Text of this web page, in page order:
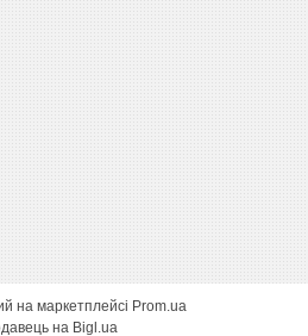
на маркетплейсі Prom.ua
на Bigl.ua